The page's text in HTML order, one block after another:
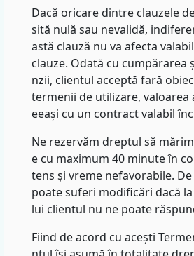
Dacă oricare dintre clauzele
sită nulă sau nevalidă,
astă clauză nu va afecta
clauze. Odată cu cumpărarea
nzii, clientul acceptă fară
termenii de utilizare, valoarea
eeași cu un contract valabil
Ne rezervăm dreptul să
e cu maximum 40 minute în
tens și vreme nefavorabile.
poate suferi modificări dacă
lui clientul nu ne poate
Fiind de acord cu acești